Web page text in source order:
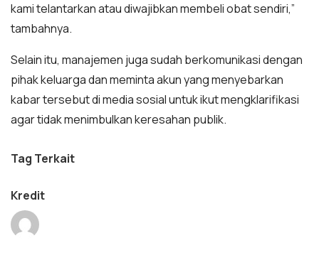
kami telantarkan atau diwajibkan membeli obat sendiri,”
tambahnya.
Selain itu, manajemen juga sudah berkomunikasi dengan
pihak keluarga dan meminta akun yang menyebarkan
kabar tersebut di media sosial untuk ikut mengklarifikasi
agar tidak menimbulkan keresahan publik.
Tag Terkait
Kredit